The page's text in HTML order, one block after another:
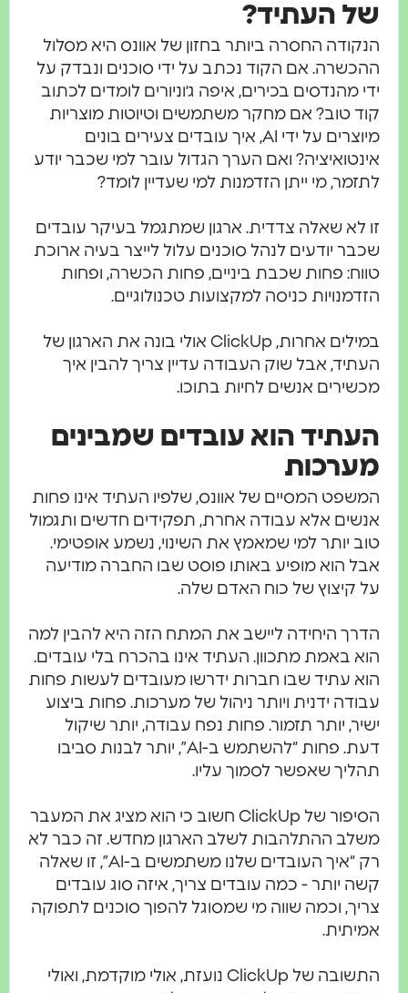
של העתיד?
הנקודה החסרה ביותר בחזון של אוונס היא מסלול
ההכשרה. אם הקוד נכתב על ידי סוכנים ונבדק על
ידי מהנדסים בכירים, איפה ג׳וניורים לומדים לכתוב
קוד טוב? אם מחקר משתמשים וטיוטות מוצריות
מיוצרים על ידי AI, איך עובדים צעירים בונים
אינטואיציה? ואם הערך הגדול עובר למי שכבר יודע
לתזמר, מי ייתן הזדמנות למי שעדיין לומד?
זו לא שאלה צדדית. ארגון שמתגמל בעיקר עובדים
שכבר יודעים לנהל סוכנים עלול לייצר בעיה ארוכת
טווח: פחות שכבת ביניים, פחות הכשרה, ופחות
הזדמנויות כניסה למקצועות טכנולוגיים.
במילים אחרות, ClickUp אולי בונה את הארגון של
העתיד, אבל שוק העבודה עדיין צריך להבין איך
מכשירים אנשים לחיות בתוכו.
העתיד הוא עובדים שמבינים
מערכות
המשפט המסיים של אוונס, שלפיו העתיד אינו פחות
אנשים אלא עבודה אחרת, תפקידים חדשים ותגמול
טוב יותר למי שמאמץ את השינוי, נשמע אופטימי.
אבל הוא מופיע באותו פוסט שבו החברה מודיעה
על קיצוץ של כוח האדם שלה.
הדרך היחידה ליישב את המתח הזה היא להבין למה
הוא באמת מתכוון. העתיד אינו בהכרח בלי עובדים.
הוא עתיד שבו חברות ידרשו מעובדים לעשות פחות
עבודה ידנית ויותר ניהול של מערכות. פחות ביצוע
ישיר, יותר תזמור. פחות נפח עבודה, יותר שיקול
דעת. פחות “להשתמש ב-AI”, יותר לבנות סביבו
תהליך שאפשר לסמוך עליו.
הסיפור של ClickUp חשוב כי הוא מציג את המעבר
משלב ההתלהבות לשלב הארגון מחדש. זה כבר לא
רק “איך העובדים שלנו משתמשים ב-AI”, זו שאלה
קשה יותר - כמה עובדים צריך, איזה סוג עובדים
צריך, וכמה שווה מי שמסוגל להפוך סוכנים לתפוקה
אמיתית.
התשובה של ClickUp נועזת, אולי מוקדמת, ואולי